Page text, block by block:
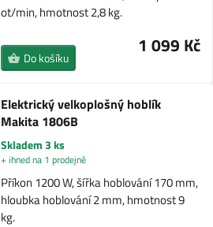
ot/min, hmotnost 2,8 kg.
1 099 Kč
Do košíku
Elektrický velkoplošný hoblík
Makita 1806B
Skladem 3 ks
+ ihned na 1 prodejně
Příkon 1200 W, šířka hoblování 170 mm,
hloubka hoblování 2 mm, hmotnost 9
kg.